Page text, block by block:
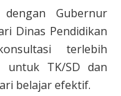
Gubernur
Dinas Pendidikan
terlebih
untuk TK/SD dan
belajar efektif.